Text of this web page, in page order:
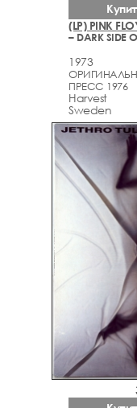
(LP) PINK
– DARK SIDE
1973
ПРЕСС 1976
Harvest
Sweden